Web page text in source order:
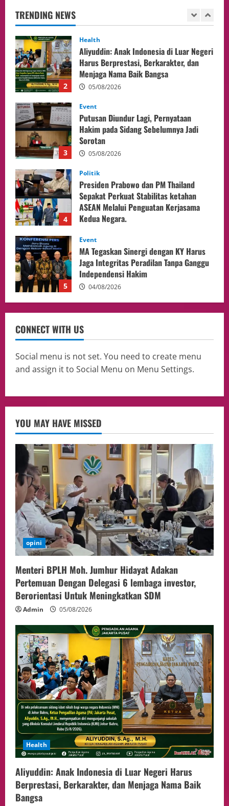
TRENDING NEWS
2
3
Event
Putusan Diundur Lagi, Pernyataan
Hakim pada Sidang Sebelumnya Jadi
Sorotan
05/08/2026
4
Politik
Presiden Prabowo dan PM Thailand
Sepakat Perkuat Stabilitas ketahan
ASEAN Melalui Penguatan Kerjasama
Kedua Negara.
5
Event
MA Tegaskan Sinergi dengan KY Harus
Jaga Integritas Peradilan Tanpa Ganggu
Independensi Hakim
04/08/2026
1
opini
Menteri BPLH Moh. Jumhur Hidayat
Adakan Pertemuan Dengan Delegasi 6
lembaga investor, Berorientasi Untuk
Meningkatkan SDM
2
Harus Berprestasi, Berkarakter, dan
Menjaga Nama Baik Bangsa
05/08/2026
3
Event
Hakim pada Sidang Sebelumnya Jadi
Sorotan
05/08/2026
4
Presiden Prabowo dan PM Thailand
Sepakat Perkuat Stabilitas ketahan
ASEAN Melalui Penguatan Kerjasama
Kedua Negara.
04/08/2026
5
Event
MA Tegaskan Sinergi dengan KY Harus
Jaga Integritas Peradilan Tanpa Ganggu
Independensi Hakim
04/08/2026
CONNECT WITH US
Social menu is not set. You need to create menu
and assign it to Social Menu on Menu Settings.
YOU MAY HAVE MISSED
opini
Menteri BPLH Moh. Jumhur Hidayat Adakan
Pertemuan Dengan Delegasi 6 lembaga investor,
Berorientasi Untuk Meningkatkan SDM
Admin 05/08/2026
Health
Aliyuddin: Anak Indonesia di Luar Negeri Harus
Berprestasi, Berkarakter, dan Menjaga Nama Baik
Bangsa